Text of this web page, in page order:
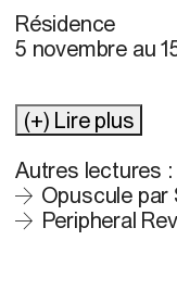
Résidence
5 novembre au
(+) Lire plus
Autres lectures :
Opuscule par
Peripheral